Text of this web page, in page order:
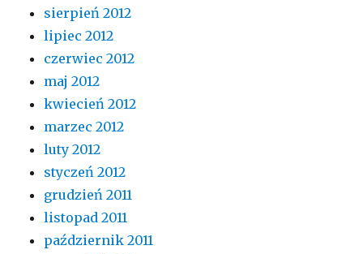
sierpień 2012
lipiec 2012
czerwiec 2012
maj 2012
kwiecień 2012
marzec 2012
luty 2012
styczeń 2012
grudzień 2011
listopad 2011
październik 2011